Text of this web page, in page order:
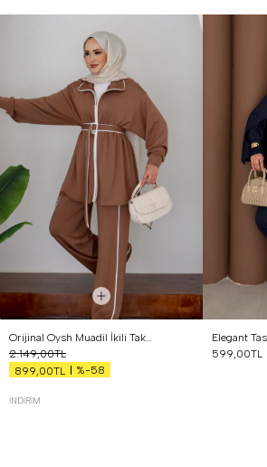
Orijinal Oysh Muadil İkili Takım Kahverengi
2.149,00TL
899,00TL
%-58
İNDIRIM
599,00TL